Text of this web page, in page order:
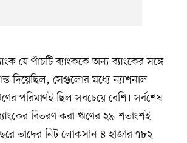
যে পাঁচটি ব্যাংককে অন্য ব্যাংকের সঙ্গে
দিয়েছিল, সেগুলোর মধ্যে ন্যাশনাল
পরিমাণই ছিল সবচেয়ে বেশি। সর্বশেষ
বিতরণ করা ঋণের ২৯ শতাংশই
তাদের নিট লোকসান ৪ হাজার ৭৮২